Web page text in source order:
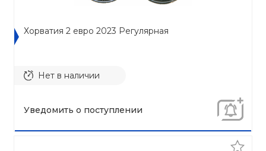
Хорватия 2 евро 2023 Регулярная
Нет в наличии
Уведомить о поступлении